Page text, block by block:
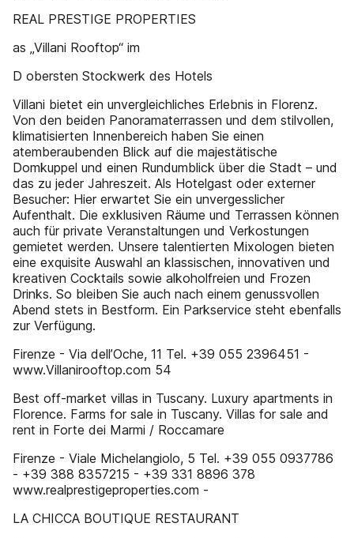
REAL PRESTIGE PROPERTIES
as „Villani Rooftop“ im
D obersten Stockwerk des Hotels
Villani bietet ein unvergleichliches Erlebnis in Florenz.
Von den beiden Panoramaterrassen und dem stilvollen,
klimatisierten Innenbereich haben Sie einen
atemberaubenden Blick auf die majestätische
Domkuppel und einen Rundumblick über die Stadt – und
das zu jeder Jahreszeit. Als Hotelgast oder externer
Besucher: Hier erwartet Sie ein unvergesslicher
Aufenthalt. Die exklusiven Räume und Terrassen können
auch für private Veranstaltungen und Verkostungen
gemietet werden. Unsere talentierten Mixologen bieten
eine exquisite Auswahl an klassischen, innovativen und
kreativen Cocktails sowie alkoholfreien und Frozen
Drinks. So bleiben Sie auch nach einem genussvollen
Abend stets in Bestform. Ein Parkservice steht ebenfalls
zur Verfügung.
Firenze - Via dell’Oche, 11 Tel. +39 055 2396451 -
www.Villanirooftop.com 54
Best off-market villas in Tuscany. Luxury apartments in
Florence. Farms for sale in Tuscany. Villas for sale and
rent in Forte dei Marmi / Roccamare
Firenze - Viale Michelangiolo, 5 Tel. +39 055 0937786
- +39 388 8357215 - +39 331 8896 378
www.realprestigeproperties.com -
LA CHICCA BOUTIQUE RESTAURANT